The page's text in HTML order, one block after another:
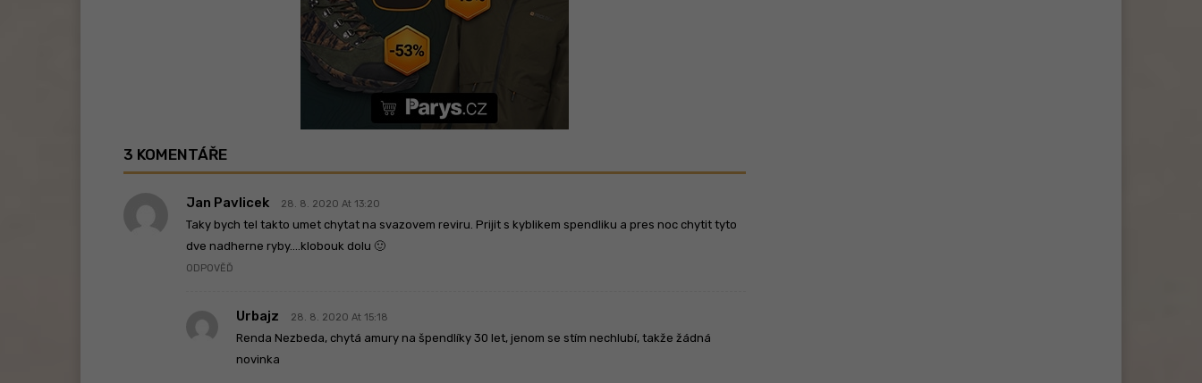
3 KOMENTÁŘE
Jan Pavlicek 28. 8. 2020 At 13:20
Taky bych tel takto umet chytat na svazovem reviru. Prijit s kyblikem spendliku a pres noc chytit tyto
dve nadherne ryby….klobouk dolu 🙂
ODPOVĚĎ
Urbajz 28. 8. 2020 At 15:18
Renda Nezbeda, chytá amury na špendlíky 30 let, jenom se stím nechlubí, takže žádná
novinka